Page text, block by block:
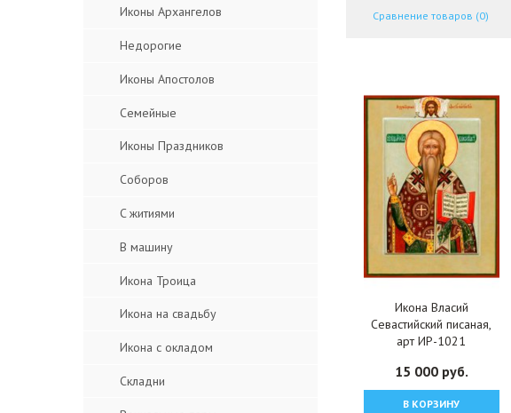
Иконы Архангелов
Недорогие
Иконы Апостолов
Семейные
Иконы Праздников
Соборов
C житиями
В машину
Икона Троица
Икона на свадьбу
Икона с окладом
Складни
Сравнение товаров (0)
Икона Власий
Севастийский писаная,
арт ИР-1021
15 000 руб.
В КОРЗИНУ